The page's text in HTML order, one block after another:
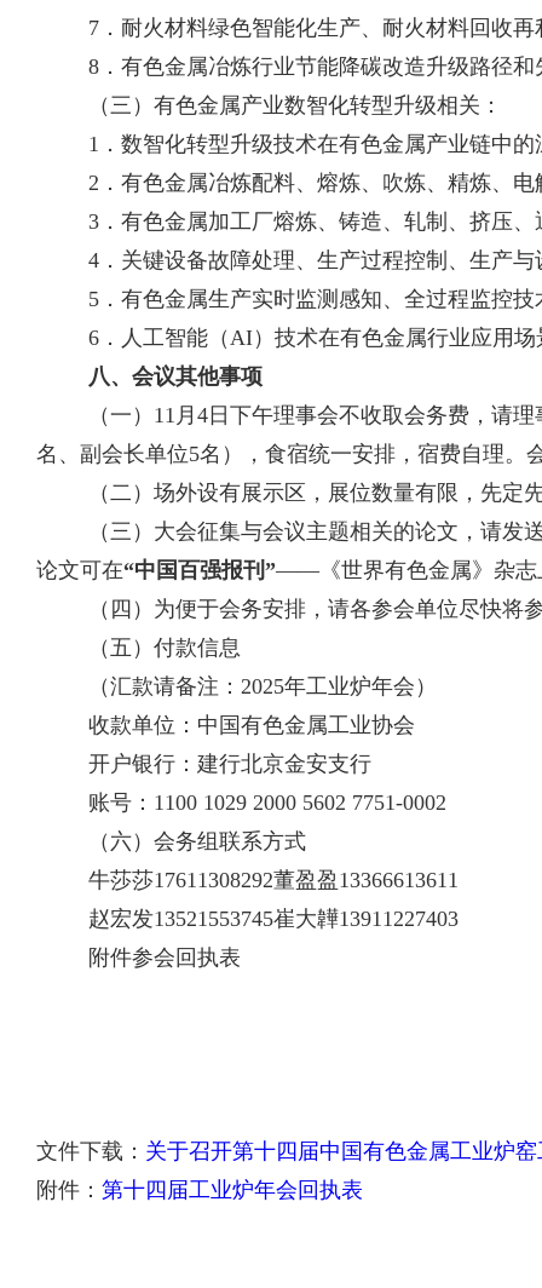
7．耐火材料绿色智能化生产、耐火材料回收再
8．有色金属冶炼行业节能降碳改造升级路径和
（三） 有色金属产业数智化转型升级相关：
1 ． 数智化转型升级技术在有色金属产业链中的
2 ．有色金属冶炼配料、熔炼、吹炼、精炼、
3．有色金属加工厂熔炼、铸造、轧制、挤压
4．关键设备故障处理、生产过程控制、生产
5．有色金属生产实时监测感知、全过程监控
6．人工智能（ AI）技术在有色金属行业应用场
八、会议其他事项
（一） 11 月 4日下午理事会不收取会务费，请
名、副会长单位5名），食宿统一安排，宿费自理。
（二）场外设有展示区，展位数量有限，先定
（三）大会征集与会议主题相关的论文，请发
论文可在“中国百强报刊”——《世界有色金属》杂志
（四）为便于会务安排，请各参会单位尽快
（五）付款信息
（汇款请备注： 2025年工业炉年会）
收款单位：中国有色金属工业协会
开户银行：建行北京金安支行
账号： 1100 1029 2000 5602 7751-0002
（六）会务组联系方式
牛莎莎17611308292董盈盈 13366613611
赵宏发13521553745崔大韡13911227403
附件参会回执表
文件下载： 关于召开第十四届中国有色金属工业炉
附件： 第十四届工业炉年会回执表